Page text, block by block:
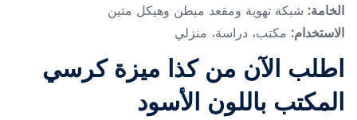
الخامة: شبكة تهوية ومقعد مبطن وهيكل متين
الاستخدام: مكتب، دراسة، منزلي
اطلب الآن من كذا ميزة كرسي
المكتب باللون الأسود